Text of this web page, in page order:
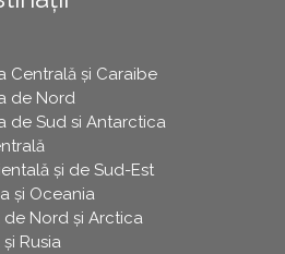
Centrală și Caraibe
de Nord
de Sud si Antarctica
și de Sud-Est
și Oceania
de Nord și Arctica
Rusia